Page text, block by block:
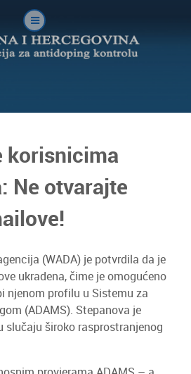
korisnicima
Ne otvarajte
(WADA) je potvrdila da je
ukradena, čime je omogućeno
njenom profilu u Sistemu za
(ADAMS). Stepanova je
slučaju široko rasprostranjenog